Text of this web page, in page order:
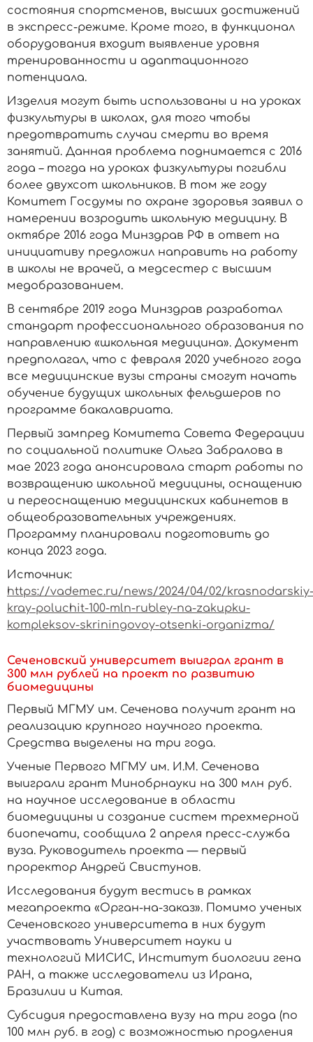
состояния спортсменов, высших достижений
в экспресс-режиме. Кроме того, в функционал
оборудования входит выявление уровня
тренированности и адаптационного
потенциала.
Изделия могут быть использованы и на уроках
физкультуры в школах, для того чтобы
предотвратить случаи смерти во время
занятий. Данная проблема поднимается с 2016
года – тогда на уроках физкультуры погибли
более двухсот школьников. В том же году
Комитет Госдумы по охране здоровья заявил о
намерении возродить школьную медицину. В
октябре 2016 года Минздрав РФ в ответ на
инициативу предложил направить на работу
в школы не врачей, а медсестер с высшим
медобразованием.
В сентябре 2019 года Минздрав разработал
стандарт профессионального образования по
направлению «школьная медицина». Документ
предполагал, что с февраля 2020 учебного года
все медицинские вузы страны смогут начать
обучение будущих школьных фельдшеров по
программе бакалавриата.
Первый зампред Комитета Совета Федерации
по социальной политике Ольга Забралова в
мае 2023 года анонсировала старт работы по
возвращению школьной медицины, оснащению
и переоснащению медицинских кабинетов в
общеобразовательных учреждениях.
Программу планировали подготовить до
конца 2023 года.
Источник:
https://vademec.ru/news/2024/04/02/krasnodarskiy-
kray-poluchit-100-mln-rubley-na-zakupku-
kompleksov-skriningovoy-otsenki-organizma/
Сеченовский университет выиграл грант в
300 млн рублей на проект по развитию
биомедицины
Первый МГМУ им. Сеченова получит грант на
реализацию крупного научного проекта.
Средства выделены на три года.
Ученые Первого МГМУ им. И.М. Сеченова
выиграли грант Минобрнауки на 300 млн руб.
на научное исследование в области
биомедицины и создание систем трехмерной
биопечати, сообщила 2 апреля пресс-служба
вуза. Руководитель проекта — первый
проректор Андрей Свистунов.
Исследования будут вестись в рамках
мегапроекта «Орган-на-заказ». Помимо ученых
Сеченовского университета в них будут
участвовать Университет науки и
технологий МИСИС, Институт биологии гена
РАН, а также исследователи из Ирана,
Бразилии и Китая.
Субсидия предоставлена вузу на три года (по
100 млн руб. в год) с возможностью продления